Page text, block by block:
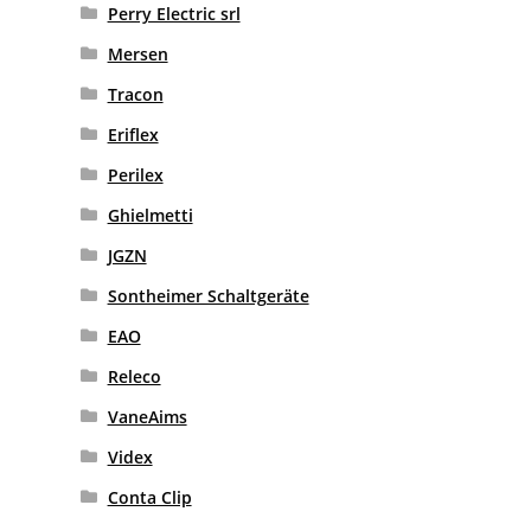
Perry Electric srl
Mersen
Tracon
Eriflex
Perilex
Ghielmetti
JGZN
Sontheimer Schaltgeräte
EAO
Releco
VaneAims
Videx
Conta Clip